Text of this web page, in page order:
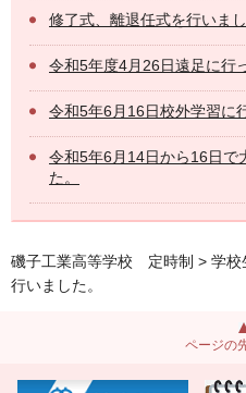
修了式、離退任式を行いまし
令和5年度4月26日遠足に行
令和5年6月16日校外学習に
令和5年6月14日から16日で
た。
磯子工業高等学校 定時制 > 学校
行いました。
ページの